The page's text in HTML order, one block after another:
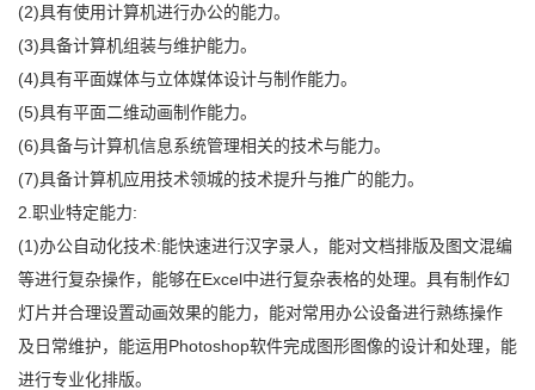
(2)具有使用计算机进行办公的能力。
(3)具备计算机组装与维护能力。
(4)具有平面媒体与立体媒体设计与制作能力。
(5)具有平面二维动画制作能力。
(6)具备与计算机信息系统管理相关的技术与能力。
(7)具备计算机应用技术领城的技术提升与推广的能力。
2.职业特定能力:
(1)办公自动化技术:能快速进行汉字录人，能对文档排版及图文混编
等进行复杂操作，能够在Excel中进行复杂表格的处理。具有制作幻
灯片并合理设置动画效果的能力，能对常用办公设备进行熟练操作
及日常维护，能运用Photoshop软件完成图形图像的设计和处理，能
进行专业化排版。